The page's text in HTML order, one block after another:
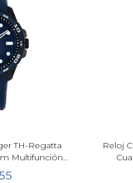
TH-Regatta
Multifunción
Reloj